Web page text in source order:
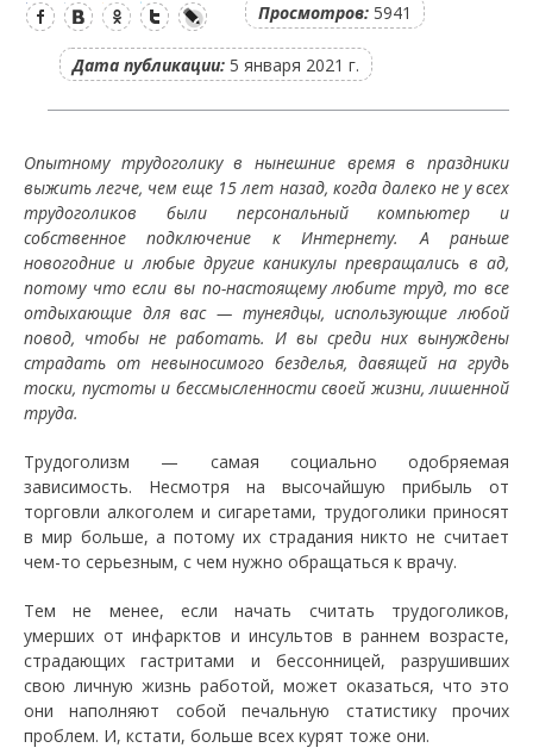
Просмотров: 5941
Дата публикации: 5 января 2021 г.
Опытному трудоголику в нынешние время в праздники
выжить легче, чем еще 15 лет назад, когда далеко не у всех
трудоголиков были персональный компьютер и
собственное подключение к Интернету. А раньше
новогодние и любые другие каникулы превращались в ад,
потому что если вы по-настоящему любите труд, то все
отдыхающие для вас — тунеядцы, использующие любой
повод, чтобы не работать. И вы среди них вынуждены
страдать от невыносимого безделья, давящей на грудь
тоски, пустоты и бессмысленности своей жизни, лишенной
труда.
Трудоголизм — самая социально одобряемая
зависимость. Несмотря на высочайшую прибыль от
торговли алкоголем и сигаретами, трудоголики приносят
в мир больше, а потому их страдания никто не считает
чем-то серьезным, с чем нужно обращаться к врачу.
Тем не менее, если начать считать трудоголиков,
умерших от инфарктов и инсультов в раннем возрасте,
страдающих гастритами и бессонницей, разрушивших
свою личную жизнь работой, может оказаться, что это
они наполняют собой печальную статистику прочих
проблем. И, кстати, больше всех курят тоже они.